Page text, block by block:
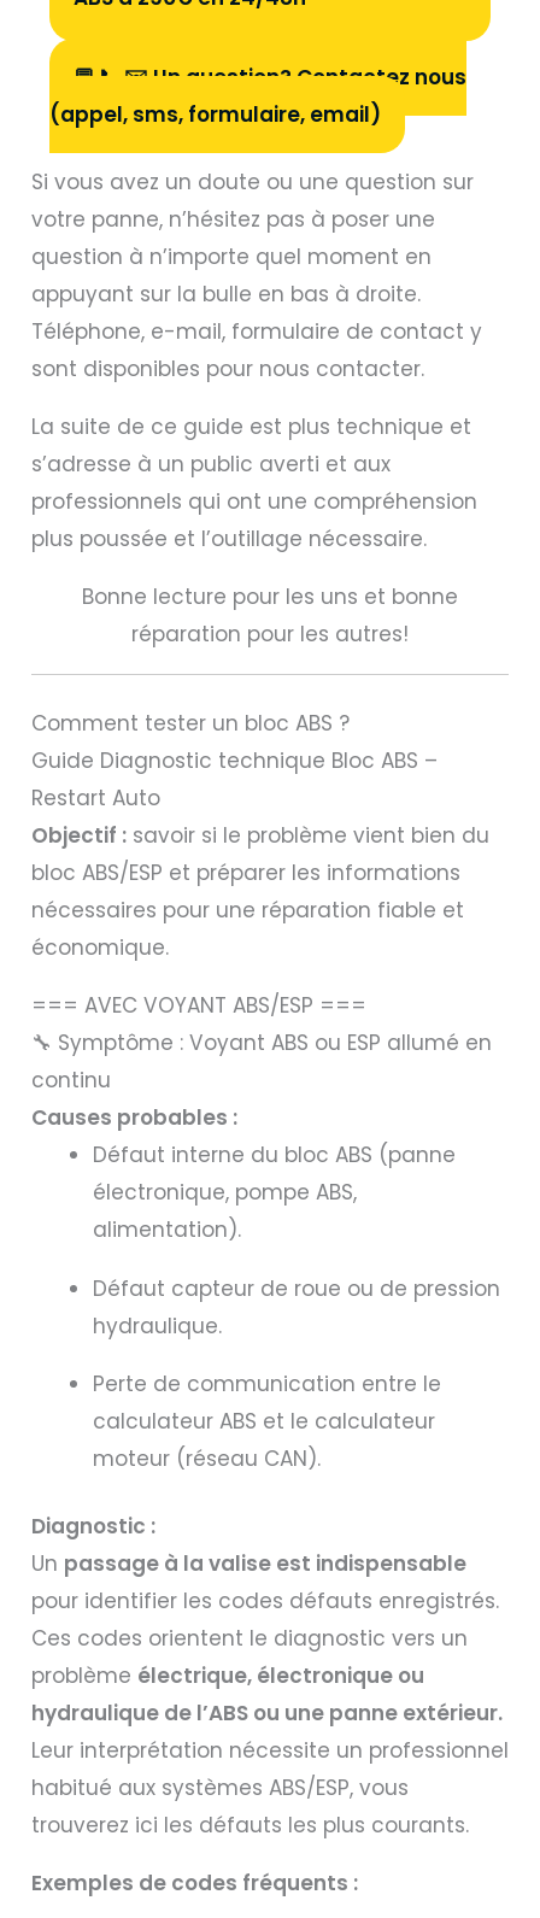
💬 📞 ✉️ Un question? Contactez nous
(appel, sms, formulaire, email)
Si vous avez un doute ou une question sur
votre panne, n’hésitez pas à poser une
question à n’importe quel moment en
appuyant sur la bulle en bas à droite.
Téléphone, e-mail, formulaire de contact y
sont disponibles pour nous contacter.
La suite de ce guide est plus technique et
s’adresse à un public averti et aux
professionnels qui ont une compréhension
plus poussée et l’outillage nécessaire.
Bonne lecture pour les uns et bonne
réparation pour les autres!
Comment tester un bloc ABS ?
Guide Diagnostic technique Bloc ABS –
Restart Auto
Objectif :savoir si le problème vient bien du
bloc ABS/ESP et préparer les informations
nécessaires pour une réparation fiable et
économique.
=== AVEC VOYANT ABS/ESP ===
🔧 Symptôme : Voyant ABS ou ESP allumé en
continu
Causes probables :
Défaut interne du bloc ABS (panne
électronique, pompe ABS,
alimentation).
Défaut capteur de roue ou de pression
hydraulique.
Perte de communication entre le
calculateur ABS et le calculateur
moteur (réseau CAN).
Diagnostic :
Un passage à la valise est indispensable
pour identifier les codes défauts enregistrés.
Ces codes orientent le diagnostic vers un
problème électrique, électronique ou
hydraulique de l’ABS ou une panne extérieur.
Leur interprétation nécessite un professionnel
habitué aux systèmes ABS/ESP, vous
trouverez ici les défauts les plus courants.
Exemples de codes fréquents :